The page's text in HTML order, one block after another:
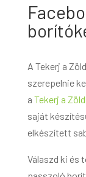
A Tekerj a
szerepelnie
a Tekerj a
saját
elkészített
Válaszd ki és